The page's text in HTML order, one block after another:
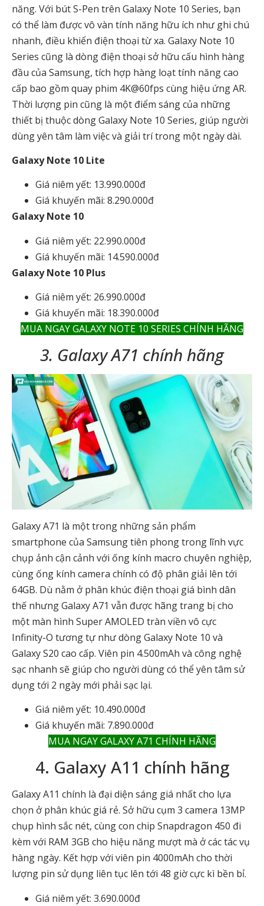
năng. Với bút S-Pen trên Galaxy Note 10 Series, bạn
có thể làm được vô vàn tính năng hữu ích như ghi chú
nhanh, điều khiển điện thoại từ xa. Galaxy Note 10
Series cũng là dòng điện thoại sở hữu cấu hình hàng
đầu của Samsung, tích hợp hàng loạt tính năng cao
cấp bao gồm quay phim 4K@60fps cùng hiệu ứng AR.
Thời lượng pin cũng là một điểm sáng của những
thiết bị thuộc dòng Galaxy Note 10 Series, giúp người
dùng yên tâm làm việc và giải trí trong một ngày dài.
Galaxy Note 10 Lite
Giá niêm yết: 13.990.000đ
Giá khuyến mãi: 8.290.000đ
Galaxy Note 10
Giá niêm yết: 22.990.000đ
Giá khuyến mãi: 14.590.000đ
Galaxy Note 10 Plus
Giá niêm yết: 26.990.000đ
Giá khuyến mãi: 18.390.000đ
MUA NGAY GALAXY NOTE 10 SERIES CHÍNH HÃNG
3. Galaxy A71 chính hãng
Galaxy A71 là một trong những sản phẩm
smartphone của Samsung tiên phong trong lĩnh vực
chụp ảnh cận cảnh với ống kính macro chuyên nghiệp,
cùng ống kính camera chính có độ phân giải lên tới
64GB. Dù nằm ở phân khúc điện thoại giá bình dân
thế nhưng Galaxy A71 vẫn được hãng trang bị cho
một màn hình Super AMOLED tràn viền vô cực
Infinity-O tương tự như dòng Galaxy Note 10 và
Galaxy S20 cao cấp. Viên pin 4.500mAh và công nghệ
sạc nhanh sẽ giúp cho người dùng có thể yên tâm sử
dụng tới 2 ngày mới phải sạc lại.
Giá niêm yết: 10.490.000đ
Giá khuyến mãi: 7.890.000đ
MUA NGAY GALAXY A71 CHÍNH HÃNG
4. Galaxy A11 chính hãng
Galaxy A11 chính là đại diện sáng giá nhất cho lựa
chọn ở phân khúc giá rẻ. Sở hữu cụm 3 camera 13MP
chụp hình sắc nét, cùng con chip Snapdragon 450 đi
kèm với RAM 3GB cho hiệu năng mượt mà ở các tác vụ
hàng ngày. Kết hợp với viên pin 4000mAh cho thời
lượng pin sử dụng liên tục lên tới 48 giờ cực kì bền bỉ.
Giá niêm yết: 3.690.000đ